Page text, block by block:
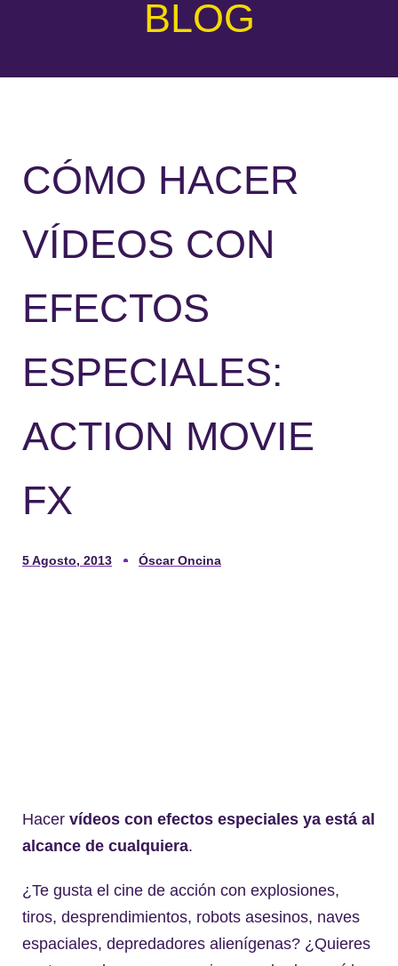
BLOG
CÓMO HACER
VÍDEOS CON
EFECTOS
ESPECIALES:
ACTION MOVIE
FX
5 Agosto, 2013 Óscar Oncina
Hacer vídeos con efectos especiales ya está al
alcance de cualquiera.
¿Te gusta el cine de acción con explosiones,
tiros, desprendimientos, robots asesinos, naves
espaciales, depredadores alienígenas? ¿Quieres